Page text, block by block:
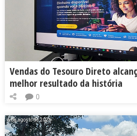
Vendas do Tesouro Direto
melhor resultado da história
0
6 de agosto de 2026